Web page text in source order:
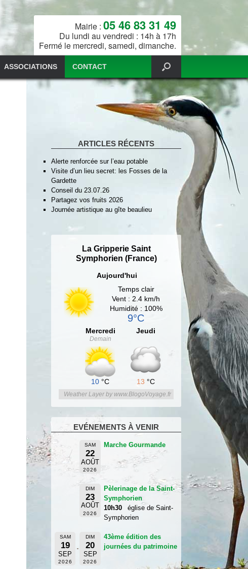
Mairie : 05 46 83 31 49
Du lundi au vendredi : 14h à 17h
Fermé le mercredi, samedi, dimanche.
ASSOCIATIONS CONTACT
ARTICLES RÉCENTS
Alerte renforcée sur l’eau potable
Visite d’un lieu secret: les Fosses de la
Gardette
Conseil du 23.07.26
Partagez vos fruits 2026
Journée artistique au gîte beaulieu
La Gripperie Saint
Symphorien (France)
Aujourd'hui
Temps clair
Vent : 2.4 km/h
Humidité : 100%
9°C
Mercredi
Demain
10 °C
Jeudi
13 °C
Weather Layer by www.BlogoVoyage.fr
EVÉNEMENTS À VENIR
SAM
22
AOÛT
2026
Marche Gourmande
DIM
23
AOÛT
2026
Pèlerinage de la Saint-
Symphorien
10h30
église de Saint-
Symphorien
SAM
19
SEP
2026
DIM
20
SEP
2026
43ème édition des
journées du patrimoine